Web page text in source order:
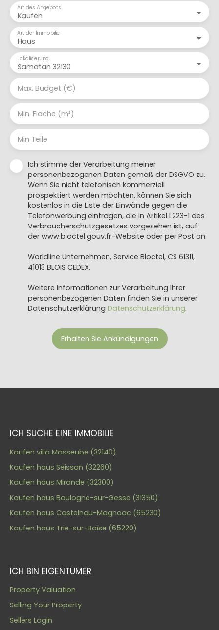
Kaufen
Art des Angebots
Haus
Art der Immobilie
Samatan 32130
Lokalisierung
Max. Budget (€)
Min. Fläche (m²)
Min Teile
Ich stimme der Verarbeitung meiner
personenbezogenen Daten gemäß der DSGVO zu.
Wenn Sie nicht telefonisch kommerziell
prospektiert werden möchten, können Sie sich
kostenlos in die Liste der Einwände gegen die
Telefonwerbung eintragen, die in Artikel L223-1 des
Verbraucherschutzgesetzes vorgesehen ist, auf
der www.bloctel.gouv.fr-Website oder per Post an:
Worldline Unternehmen, Service Bloctel, CS 61311,
41013 BLOIS CEDEX.
Weitere Informationen zur Verarbeitung Ihrer
personenbezogenen Daten finden Sie in unserer
Datenschutzerklärung Datenschutzerklärung.
Erhalten Sie Ankündigungen
ICH SUCHE EINE IMMOBILIE
Kaufen villa Masseube (32140)
Kaufen haus Seissan (32260)
Kaufen haus Mirande (32300)
Kaufen haus Boulogne-sur-Gesse (31350)
Kaufen haus Castelnau-Magnoac (65230)
Kaufen haus Trie-sur-Baïse (65220)
ICH BIN EIGENTÜMER
Property Valuation
Selling Your Property
Sellers Login